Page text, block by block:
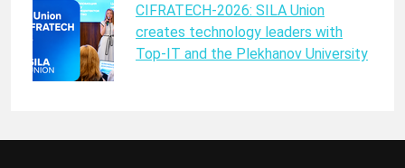
CIFRATECH-2026: SILA Union
creates technology leaders with
Top-IT and the Plekhanov University